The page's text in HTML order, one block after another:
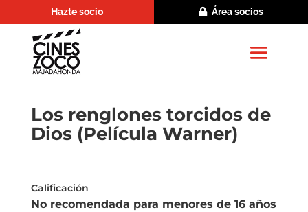
Hazte socio Área socios
Los renglones torcidos de
Dios (Película Warner)
Calificación
No recomendada para menores de 16 años